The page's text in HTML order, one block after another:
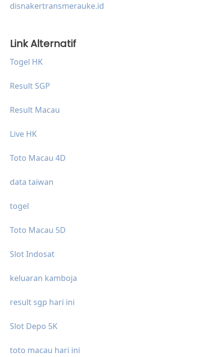
disnakertransmerauke.id
Link Alternatif
Togel HK
Result SGP
Result Macau
Live HK
Toto Macau 4D
data taiwan
togel
Toto Macau 5D
Slot Indosat
keluaran kamboja
result sgp hari ini
Slot Depo 5K
toto macau hari ini